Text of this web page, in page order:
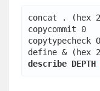
concat . (hex
copycommit 0
copytypecheck
describe DEPTH